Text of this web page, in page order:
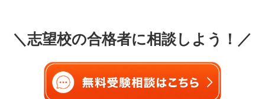
＼志望校の合格者に相談しよう！／